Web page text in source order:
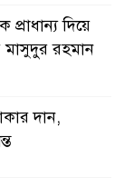
দিয়ে
মাসুদুর রহমান
দান,